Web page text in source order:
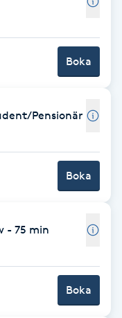
Boka
Pensionär
Boka
- 75 min
Boka